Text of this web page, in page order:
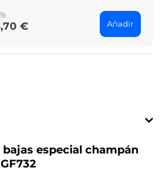
€ Añadir
especial champán